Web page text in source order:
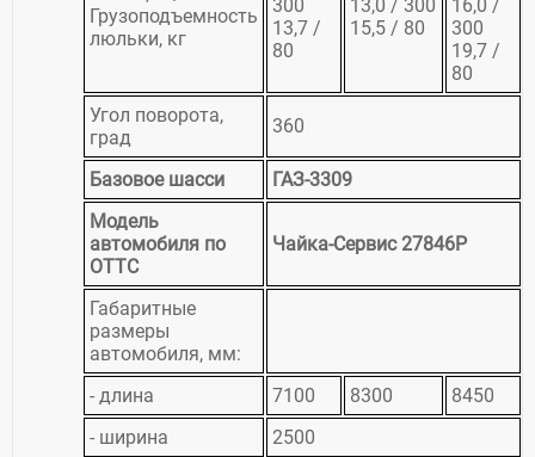
Грузоподъемность
люльки, кг
300
13,7 /
80
13,0 / 300
15,5 / 80
16,0 /
300
19,7 /
80
Угол поворота,
град
360
Базовое шасси
ГАЗ-3309
Модель
автомобиля по
ОТТС
Чайка-Сервис 27846Р
Габаритные
размеры
автомобиля, мм:
- длина
7100 8300
8450
- ширина
2500